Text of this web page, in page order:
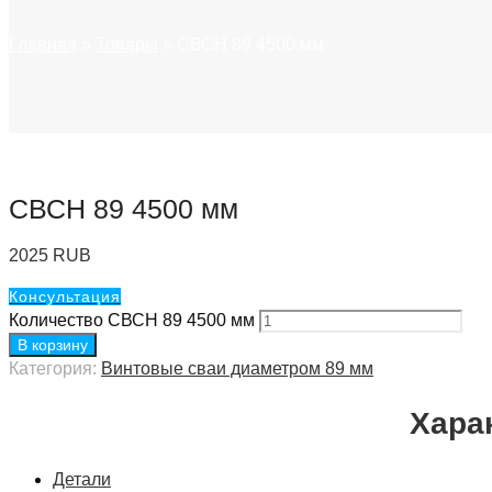
СВСН 89 4500 мм
2025 RUB
Консультация
Количество СВСН 89 4500 мм
В корзину
Категория: Винтовые сваи диаметром 89 мм
Детали